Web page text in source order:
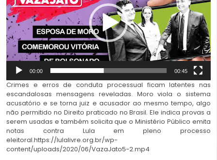
00:00 00:45
Crimes e erros de conduta processual ficam latentes nas
escandalosas mensagens reveladas. Moro viola o sistema
acusatório e se torna juiz e acusador ao mesmo tempo, algo
não permitido no Direito praticado no Brasil. Ele indica provas a
serem usadas e também solicita que o Ministério Público emita
notas contra Lula em pleno processo
eleitoral.https://lulalivre.org.br/wp-
content/uploads/2020/06/VazaJato5-2.mp4